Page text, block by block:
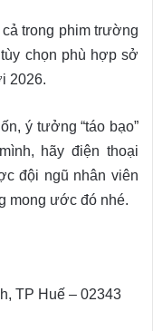
trong phim trường
chọn phù hợp sở
2026.
ý tưởng “táo bạo”
hãy điện thoại
đội ngũ nhân viên
mong ước đó nhé.
TP Huế – 02343